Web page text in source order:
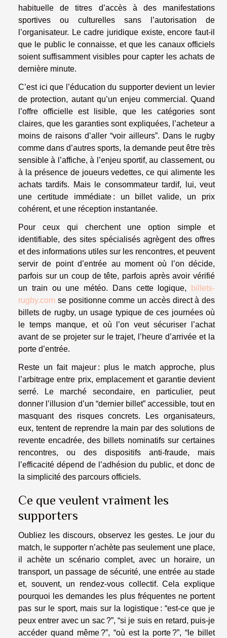
habituelle de titres d’accès à des manifestations
sportives ou culturelles sans l’autorisation de
l’organisateur. Le cadre juridique existe, encore faut-il
que le public le connaisse, et que les canaux officiels
soient suffisamment visibles pour capter les achats de
dernière minute.
C’est ici que l’éducation du supporter devient un levier
de protection, autant qu’un enjeu commercial. Quand
l’offre officielle est lisible, que les catégories sont
claires, que les garanties sont expliquées, l’acheteur a
moins de raisons d’aller “voir ailleurs”. Dans le rugby
comme dans d’autres sports, la demande peut être très
sensible à l’affiche, à l’enjeu sportif, au classement, ou
à la présence de joueurs vedettes, ce qui alimente les
achats tardifs. Mais le consommateur tardif, lui, veut
une certitude immédiate : un billet valide, un prix
cohérent, et une réception instantanée.
Pour ceux qui cherchent une option simple et
identifiable, des sites spécialisés agrègent des offres
et des informations utiles sur les rencontres, et peuvent
servir de point d’entrée au moment où l’on décide,
parfois sur un coup de tête, parfois après avoir vérifié
un train ou une météo. Dans cette logique,
billets-
rugby.com se positionne comme un accès direct à des
billets de rugby, un usage typique de ces journées où
le temps manque, et où l’on veut sécuriser l’achat
avant de se projeter sur le trajet, l’heure d’arrivée et la
porte d’entrée.
Reste un fait majeur : plus le match approche, plus
l’arbitrage entre prix, emplacement et garantie devient
serré. Le marché secondaire, en particulier, peut
donner l’illusion d’un “dernier billet” accessible, tout en
masquant des risques concrets. Les organisateurs,
eux, tentent de reprendre la main par des solutions de
revente encadrée, des billets nominatifs sur certaines
rencontres, ou des dispositifs anti-fraude, mais
l’efficacité dépend de l’adhésion du public, et donc de
la simplicité des parcours officiels.
Ce que veulent vraiment les
supporters
Oubliez les discours, observez les gestes. Le jour du
match, le supporter n’achète pas seulement une place,
il achète un scénario complet, avec un horaire, un
transport, un passage de sécurité, une entrée au stade
et, souvent, un rendez-vous collectif. Cela explique
pourquoi les demandes les plus fréquentes ne portent
pas sur le sport, mais sur la logistique : “est-ce que je
peux entrer avec un sac ?”, “si je suis en retard, puis-je
accéder quand même ?”, “où est la porte ?”, “le billet